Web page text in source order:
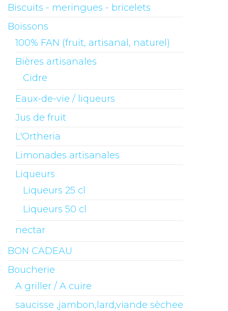
Biscuits - meringues - bricelets
Boissons
100% FAN (fruit, artisanal, naturel)
Bières artisanales
Cidre
Eaux-de-vie / liqueurs
Jus de fruit
L'Ortheria
Limonades artisanales
Liqueurs
Liqueurs 25 cl
Liqueurs 50 cl
nectar
BON CADEAU
Boucherie
A griller / A cuire
saucisse ,jambon,lard,viande sèchee